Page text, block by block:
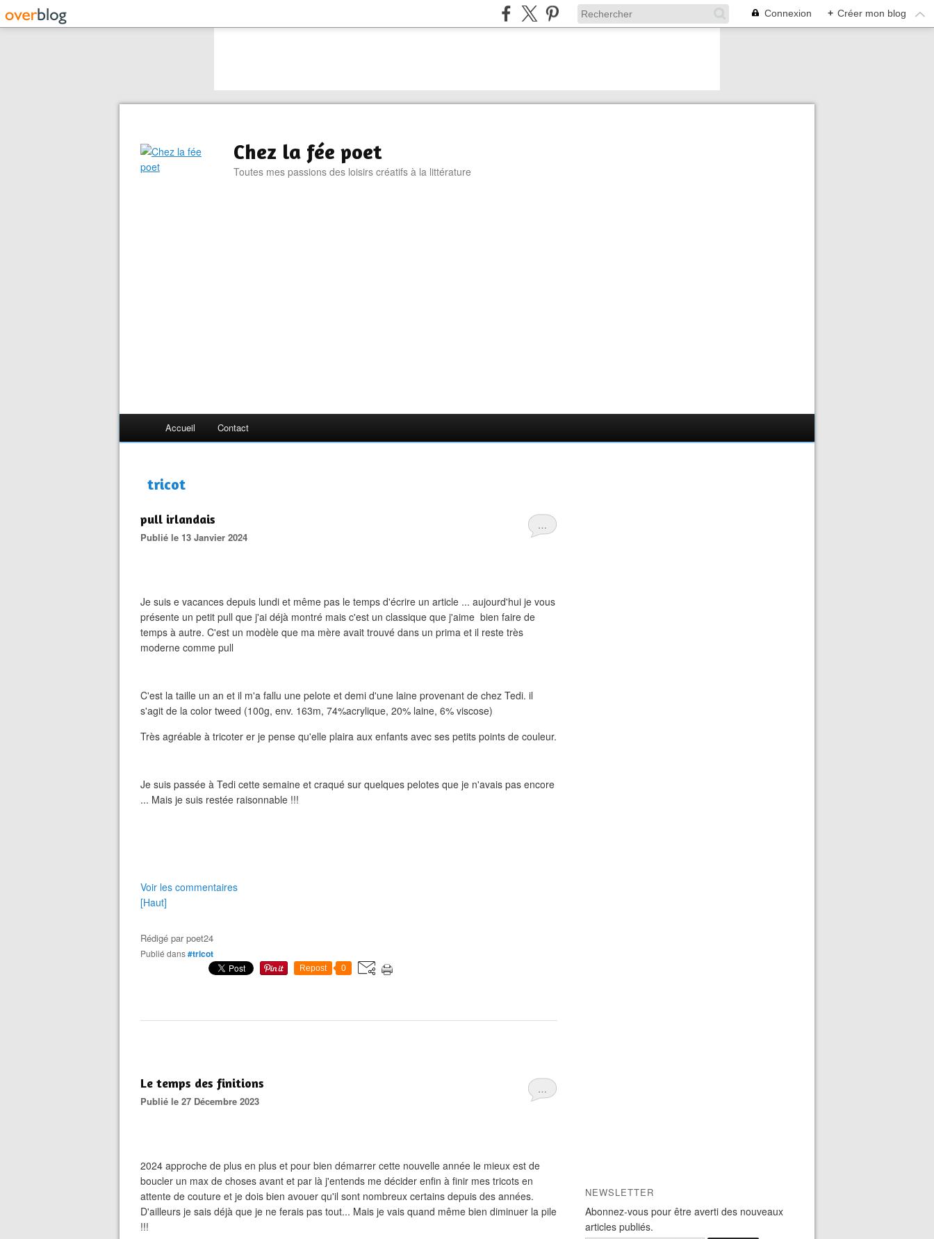
Connexion + Créer mon blog
Chez la fée poet
Toutes mes passions des loisirs créatifs à la littérature
Accueil Contact
tricot
…
pull irlandais
Publié le 13 Janvier 2024
Je suis e vacances depuis lundi et même pas le temps d'écrire un article ... aujourd'hui je vous
présente un petit pull que j'ai déjà montré mais c'est un classique que j'aime bien faire de
temps à autre. C'est un modèle que ma mère avait trouvé dans un prima et il reste très
moderne comme pull
C'est la taille un an et il m'a fallu une pelote et demi d'une laine provenant de chez Tedi. il
s'agit de la color tweed (100g, env. 163m, 74%acrylique, 20% laine, 6% viscose)
Très agréable à tricoter er je pense qu'elle plaira aux enfants avec ses petits points de couleur.
Je suis passée à Tedi cette semaine et craqué sur quelques pelotes que je n'avais pas encore
... Mais je suis restée raisonnable !!!
Voir les commentaires
[Haut]
Rédigé parpoet24
Publié dans#tricot
Repost 0
…
Le temps des finitions
Publié le 27 Décembre 2023
2024 approche de plus en plus et pour bien démarrer cette nouvelle année le mieux est de
boucler un max de choses avant et par là j'entends me décider enfin à finir mes tricots en
attente de couture et je dois bien avouer qu'il sont nombreux certains depuis des années.
D'ailleurs je sais déjà que je ne ferais pas tout... Mais je vais quand même bien diminuer la pile
!!!
NEWSLETTER
Abonnez-vous pour être averti des nouveaux
articles publiés.